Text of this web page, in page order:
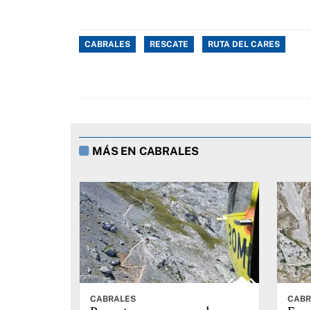
CABRALES RESCATE RUTA DEL CARES
MÁS EN CABRALES
CABRALES